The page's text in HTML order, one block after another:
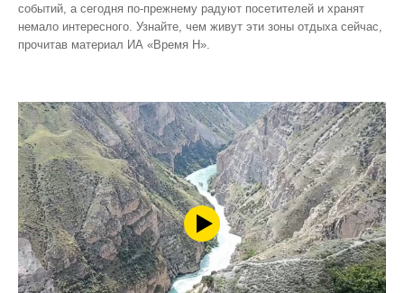
событий, а сегодня по‑прежнему радуют посетителей и хранят
немало интересного. Узнайте, чем живут эти зоны отдыха сейчас,
прочитав материал ИА «Время Н».